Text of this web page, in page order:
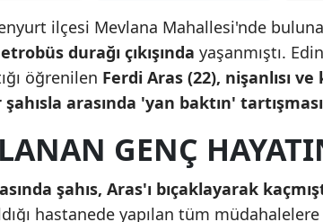
Giresun
Gümüşhane
Hakkari
Isparta
ilçesi Mevlana Mahallesi'nde
durağı çıkışında yaşanmıştı.
öğrenilen Ferdi Aras (22), nişanlısı
arasında 'yan baktın' tartışması
GENÇ
şahıs, Aras'ı bıçaklayarak
hastanede yapılan tüm